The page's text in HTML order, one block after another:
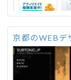
京都のWEBデ